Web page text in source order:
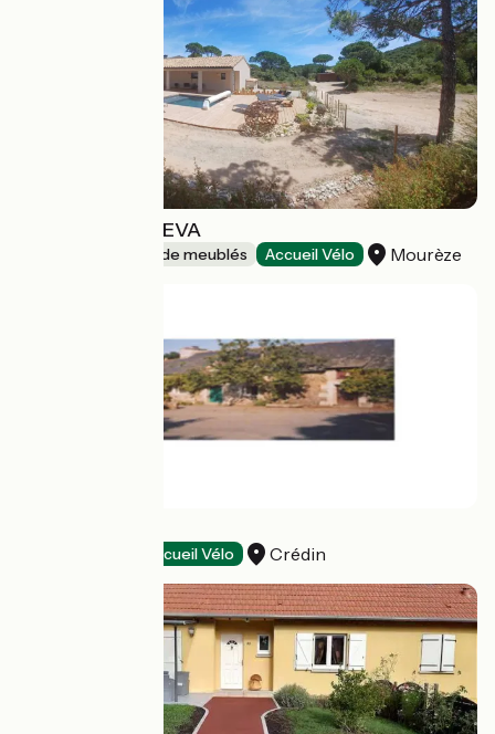
VILLA MOUREZEVA
Gîtes et locations de meublés Accueil Vélo Mourèze
Accueil Vélo Crédin